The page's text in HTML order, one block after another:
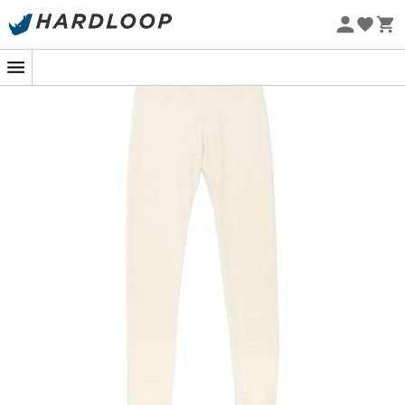
Promos d'été 🔥 -5 % EXTRA dès 2 produits* code Summer5
-5% Extra - Code Summer5